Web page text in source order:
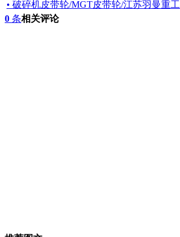
• 破碎机皮带轮/MGT皮带轮/江苏羽曼重工
0 条相关评论